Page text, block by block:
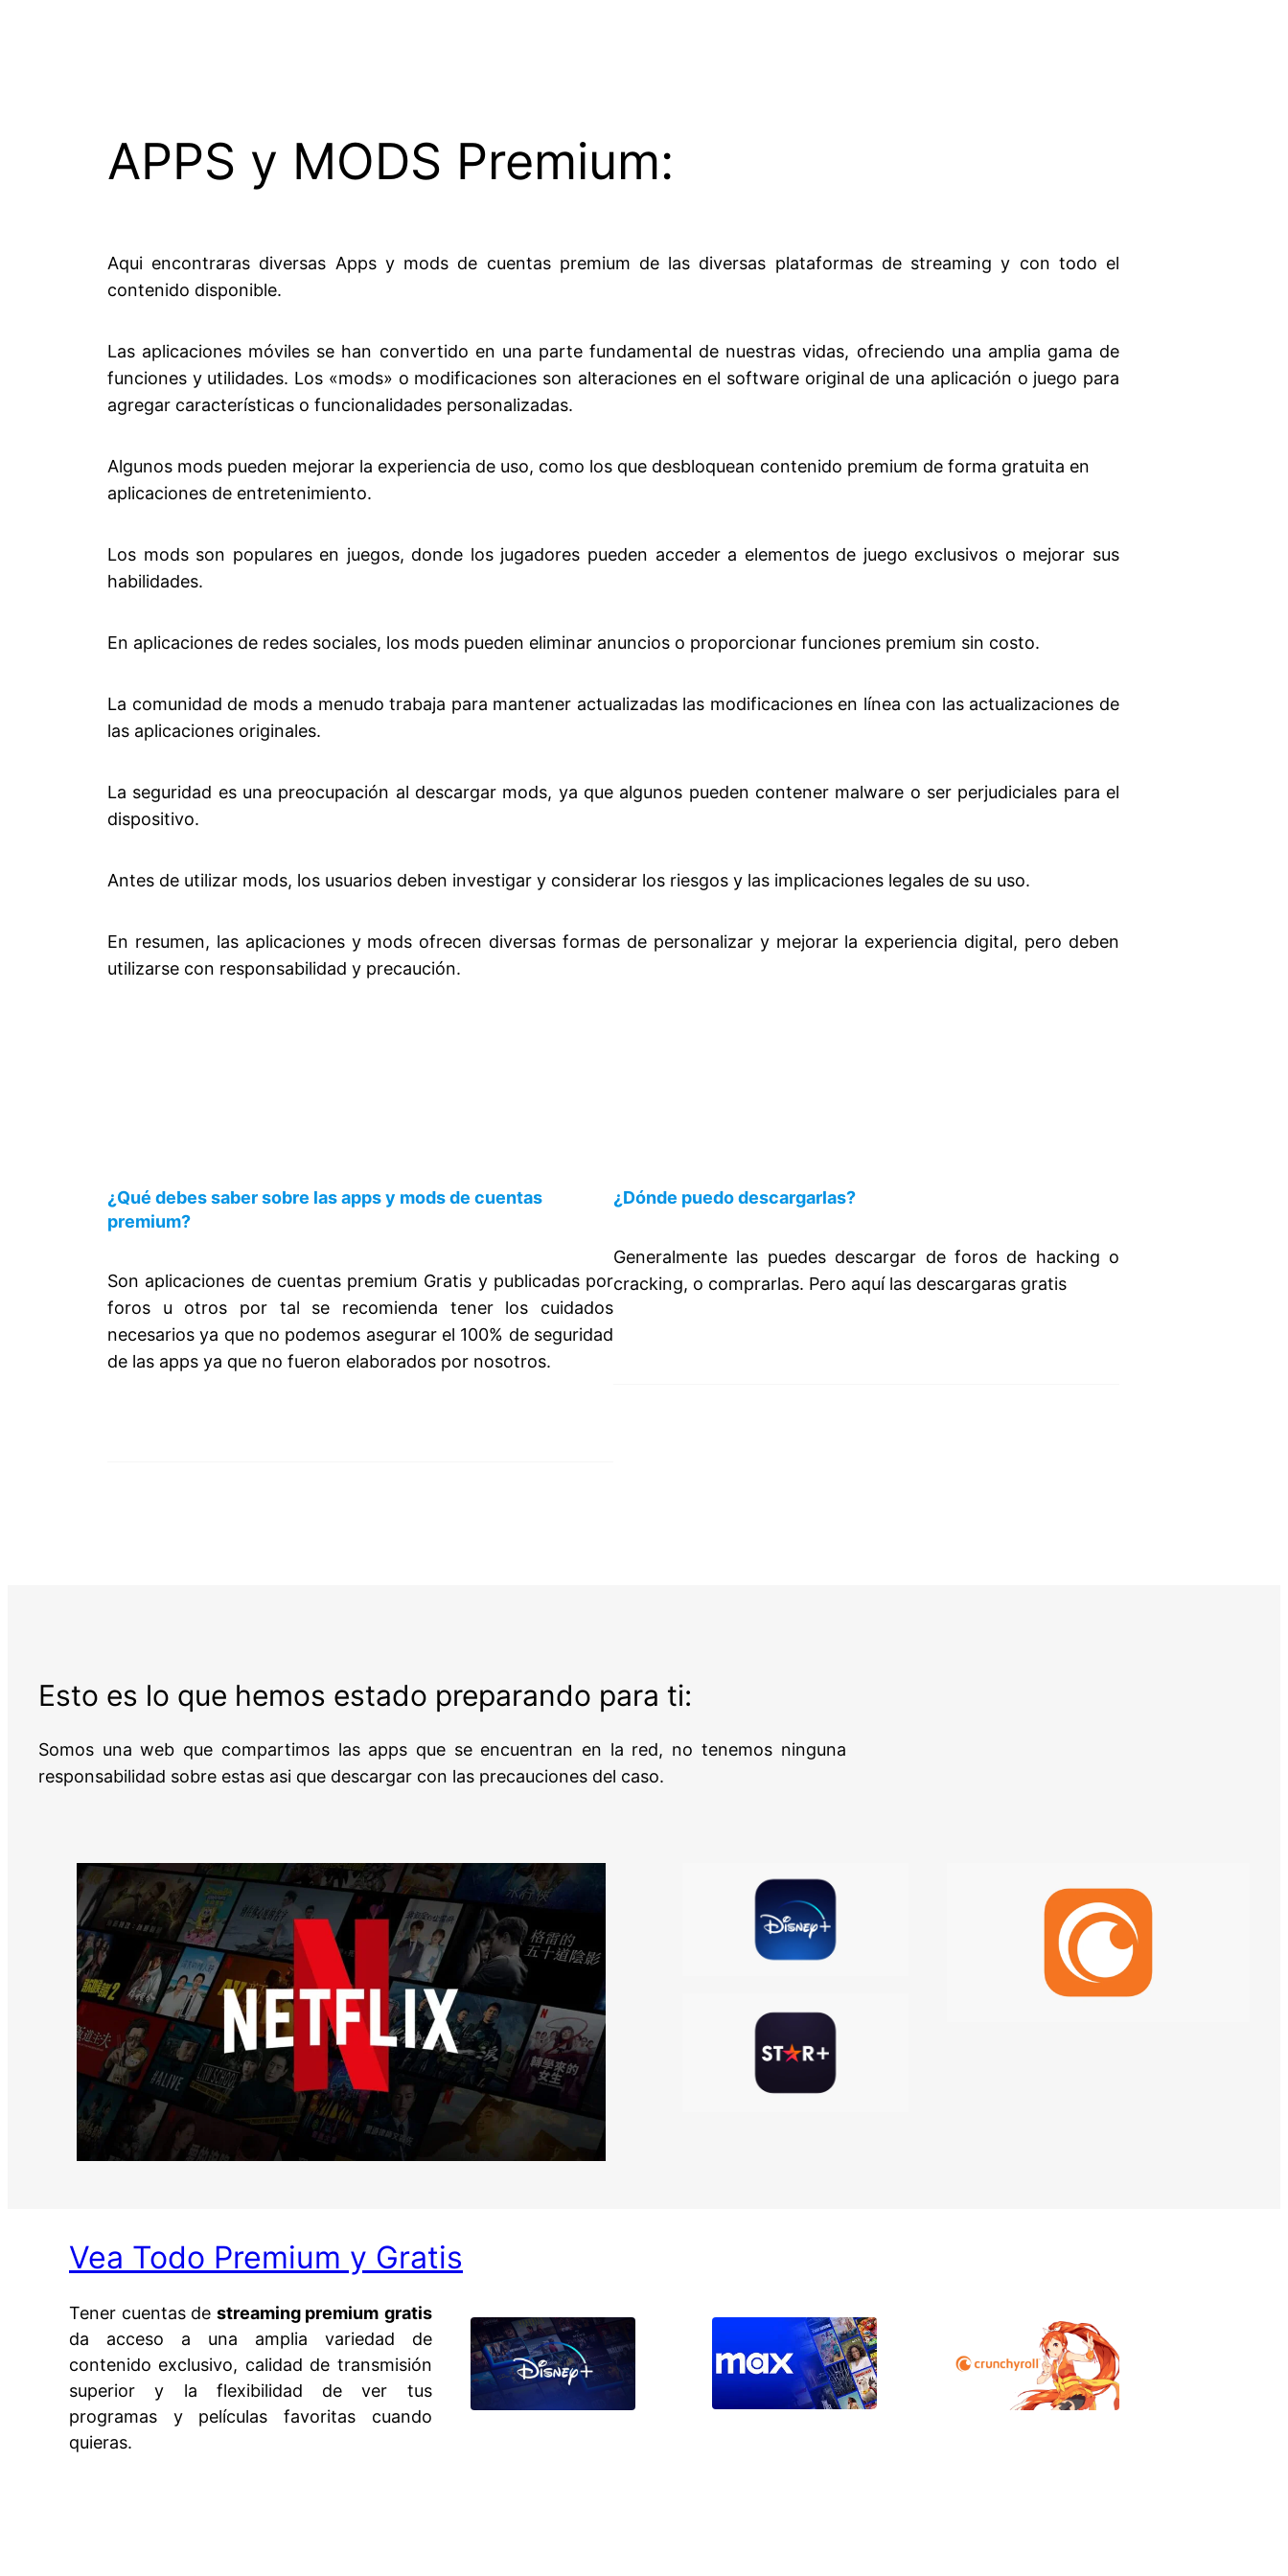
APPS y MODS Premium:
Aqui encontraras diversas Apps y mods de cuentas premium de las diversas plataformas de streaming y con todo el
contenido disponible.
Las aplicaciones móviles se han convertido en una parte fundamental de nuestras vidas, ofreciendo una amplia gama de
funciones y utilidades. Los «mods» o modificaciones son alteraciones en el software original de una aplicación o juego para
agregar características o funcionalidades personalizadas.
Algunos mods pueden mejorar la experiencia de uso, como los que desbloquean contenido premium de forma gratuita en
aplicaciones de entretenimiento.
Los mods son populares en juegos, donde los jugadores pueden acceder a elementos de juego exclusivos o mejorar sus
habilidades.
En aplicaciones de redes sociales, los mods pueden eliminar anuncios o proporcionar funciones premium sin costo.
La comunidad de mods a menudo trabaja para mantener actualizadas las modificaciones en línea con las actualizaciones de
las aplicaciones originales.
La seguridad es una preocupación al descargar mods, ya que algunos pueden contener malware o ser perjudiciales para el
dispositivo.
Antes de utilizar mods, los usuarios deben investigar y considerar los riesgos y las implicaciones legales de su uso.
En resumen, las aplicaciones y mods ofrecen diversas formas de personalizar y mejorar la experiencia digital, pero deben
utilizarse con responsabilidad y precaución.
¿Qué debes saber sobre las apps y mods de cuentas
premium?
Son aplicaciones de cuentas premium Gratis y publicadas por
foros u otros por tal se recomienda tener los cuidados
necesarios ya que no podemos asegurar el 100% de seguridad
de las apps ya que no fueron elaborados por nosotros.
¿Dónde puedo descargarlas?
Generalmente las puedes descargar de foros de hacking o
cracking, o comprarlas. Pero aquí las descargaras gratis
Esto es lo que hemos estado preparando para ti:
Somos una web que compartimos las apps que se encuentran en la red, no tenemos ninguna
responsabilidad sobre estas asi que descargar con las precauciones del caso.
Vea Todo Premium y Gratis
Tener cuentas de streaming premium gratis
da acceso a una amplia variedad de
contenido exclusivo, calidad de transmisión
superior y la flexibilidad de ver tus
programas y películas favoritas cuando
quieras.